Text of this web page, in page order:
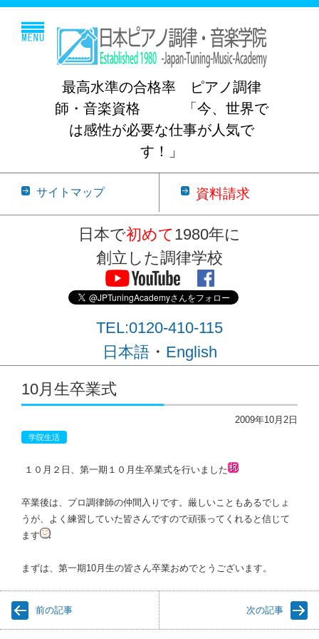
最高水準の合格率 ピアノ調律
師・音楽資格 「今、世界で
は感性が必要な仕事が人気で
す！」
サイトマップ 資料請求
日本で初めて1980年に
創立した調律学校
TEL:0120-410-115
日本語・ English
コンテンツに移動
10月生卒業式
2009年10月2日
学院生活
１０月２日、第一期１０月生卒業式を行いました
卒業後は、プロ調律師の仲間入りです。厳しいこともあるでしょ
うが、よく練習していた皆さんですので頑張ってくれると信じて
ます
まずは、第一期10月生の皆さん卒業おめでとうございます。
前の記事 次の記事